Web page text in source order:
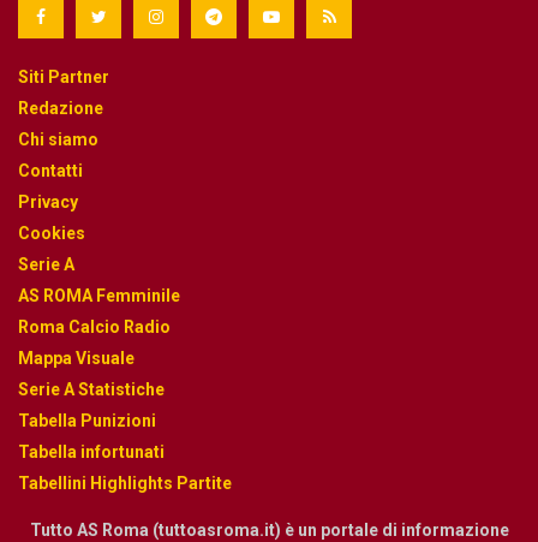
Siti Partner
Redazione
Chi siamo
Contatti
Privacy
Cookies
Serie A
AS ROMA Femminile
Roma Calcio Radio
Mappa Visuale
Serie A Statistiche
Tabella Punizioni
Tabella infortunati
Tabellini Highlights Partite
Tutto AS Roma (tuttoasroma.it) è un portale di informazione